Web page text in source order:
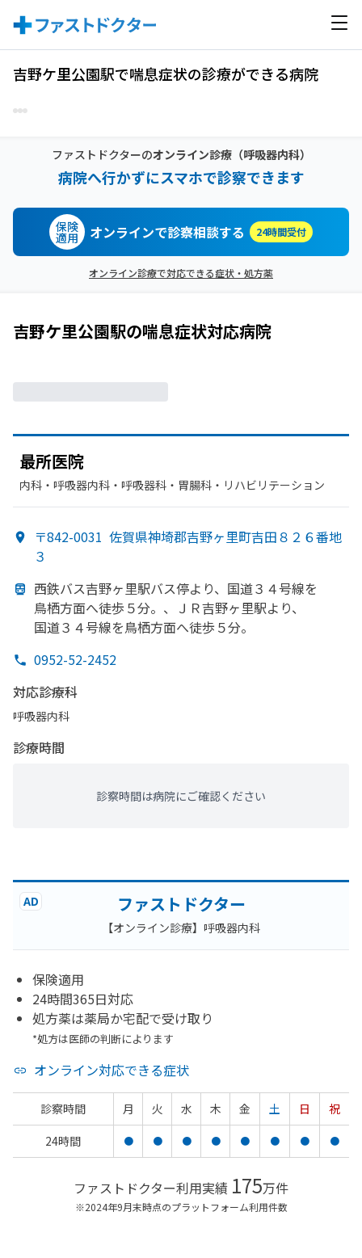
吉野ケ里公園駅で喘息症状の診療ができる病院
ファストドクターのオンライン診療（呼吸器内科）
病院へ行かずにスマホで診察できます
保険
適用 オンラインで診察相談する 24時間受付
オンライン診療で対応できる症状・処方薬
吉野ケ里公園駅の喘息症状対応病院
最所医院
内科・​呼吸器内科・​呼吸器科・​胃腸科・​リハビリテーション
〒842-0031 佐賀県神埼郡吉野ヶ里町吉田８２６番地
３
西鉄バス吉野ヶ里駅バス停より、 国道３４号線を
鳥栖方面へ徒歩５分。、 ＪＲ吉野ヶ里駅より、
国道３４号線を鳥栖方面へ徒歩５分。
0952-52-2452
対応診療科
呼吸器内科
診療時間
診察時間は病院にご確認ください
AD ファストドクター
【オンライン診療】呼吸器内科
保険適用
24時間365日対応
処方薬は薬局か宅配で受け取り
*処方は医師の判断によります
オンライン対応できる症状
診察時間 月 火 水 木 金 土 日
祝
24時間
● ● ● ● ● ● ● ●
ファストドクター利用実績 175万件
※2024年9月末時点のプラットフォーム利用件数